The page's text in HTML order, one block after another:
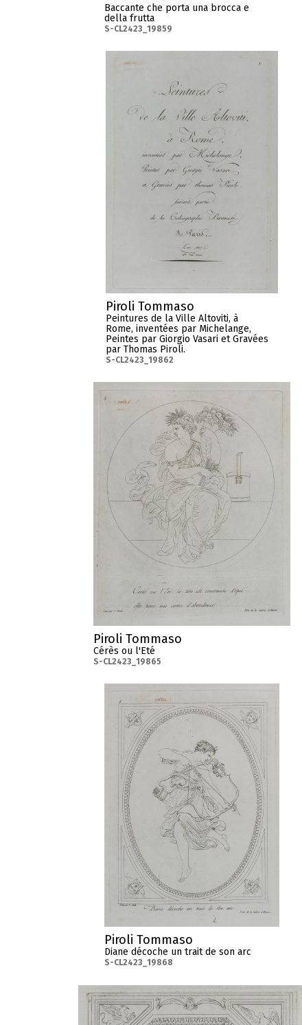
Baccante che porta una brocca e
della frutta
S-CL2423_19859
Piroli Tommaso
Peintures de la Ville Altoviti, à
Rome, inventées par Michelange,
Peintes par Giorgio Vasari et Gravées
par Thomas Piroli.
S-CL2423_19862
Piroli Tommaso
Cérès ou l'Eté
S-CL2423_19865
Piroli Tommaso
Diane décoche un trait de son arc
S-CL2423_19868